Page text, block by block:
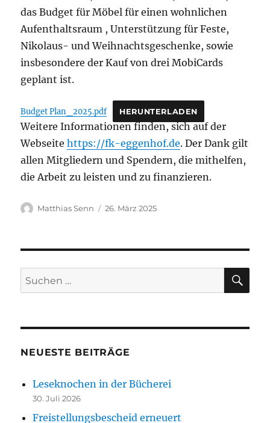
das Budget für Möbel für einen wohnlichen
Aufenthaltsraum , Unterstützung für Feste,
Nikolaus- und Weihnachtsgeschenke, sowie
insbesondere der Kauf von drei MobiCards
geplant ist.
Budget Plan_2025.pdf HERUNTERLADEN
Weitere Informationen finden, sich auf der
Webseitehttps://fk-eggenhof.de. Der Dank gilt
allen Mitgliedern und Spendern, die mithelfen,
die Arbeit zu leisten und zu finanzieren.
Autor
Matthias Senn
Veröffentlicht
26. März 2025
Suchen
nach:
NEUESTE BEITRÄGE
Leseknochen in der Bücherei
30. Juli 2026
Freistellungsbescheid erneuert